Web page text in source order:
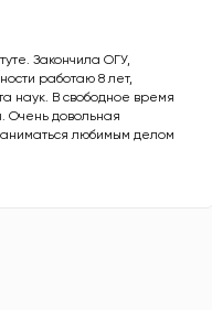
Закончила ОГУ,
работаю 8 лет,
наук. В свободное время
Очень довольная
любимым делом